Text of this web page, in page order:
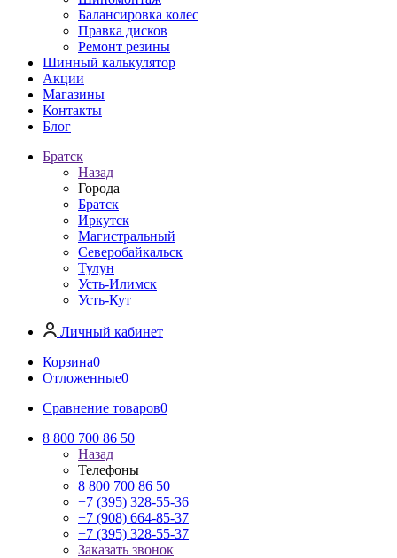
Балансировка колес
Правка дисков
Ремонт резины
Шинный калькулятор
Акции
Магазины
Контакты
Блог
Братск
Назад
Города
Братск
Иркутск
Магистральный
Северобайкальск
Тулун
Усть-Илимск
Усть-Кут
Личный кабинет
Корзина0
Отложенные0
Сравнение товаров0
8 800 700 86 50
Назад
Телефоны
8 800 700 86 50
+7 (395) 328-55-36
+7 (908) 664-85-37
+7 (395) 328-55-37
Заказать звонок